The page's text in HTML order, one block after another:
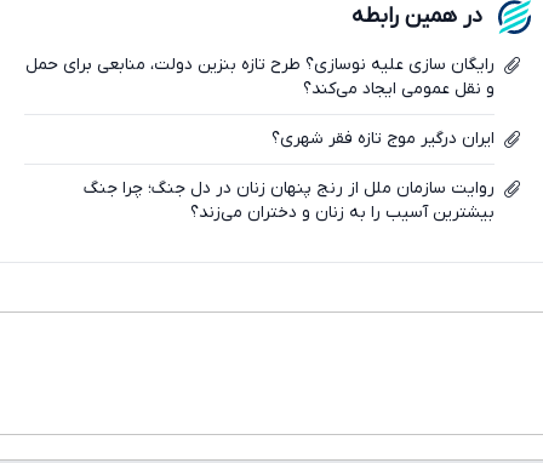
تلگرام
واتساپ
فیسبوک
ایکس
در همین رابطه
رایگان سازی علیه نوسازی؟ طرح تازه بنزین دولت، منابعی برای حمل
و نقل عمومی ایجاد می‌کند؟
ایران درگیر موج تازه فقر شهری؟
روایت سازمان ملل از رنج پنهان زنان در دل جنگ؛ چرا جنگ
بیشترین آسیب را به زنان و دختران می‌زند؟